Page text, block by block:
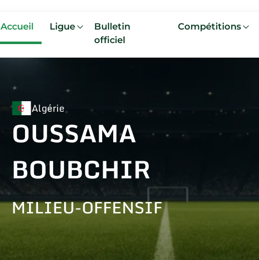
Accueil Ligue
Bulletin
officiel
Compétitions
Algérie
OUSSAMA
BOUBCHIR
MILIEU-OFFENSIF